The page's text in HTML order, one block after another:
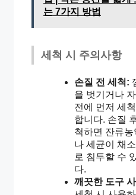
는 7가지 방법
세척 시 주의사항
손질 전 세척:
을 벗기거나 자
전에 먼저 세
합니다. 손질
척하면 잔류농
나 세균이 채
로 침투할 수
다.
깨끗한 도구